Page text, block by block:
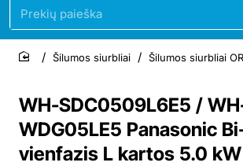
Prekių
paieška
WH-SDC0509L6E5 /
WDG05LE5 Panasonic
vienfazis L kartos 5.0
home
Šilumos siurbliai Šilumos siurbliai